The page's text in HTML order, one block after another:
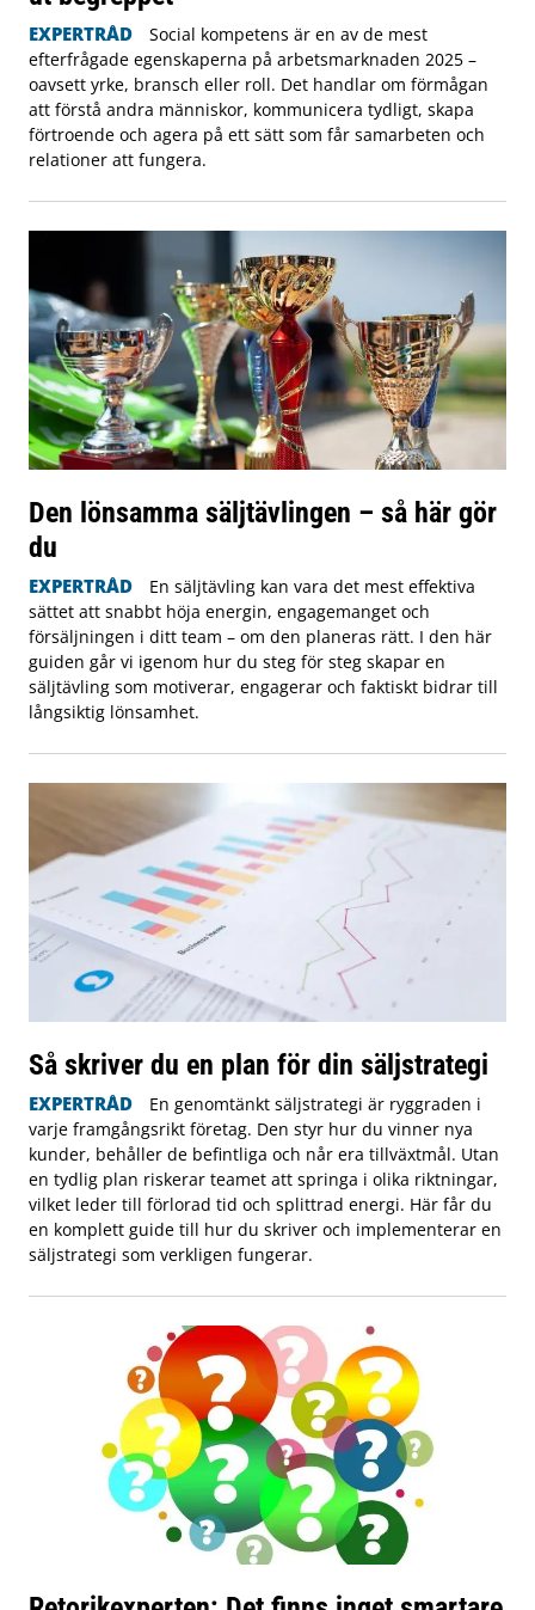
EXPERTRÅD
Social kompetens är en av de mest
efterfrågade egenskaperna på arbetsmarknaden 2025 –
oavsett yrke, bransch eller roll. Det handlar om förmågan
att förstå andra människor, kommunicera tydligt, skapa
förtroende och agera på ett sätt som får samarbeten och
relationer att fungera.
Den lönsamma säljtävlingen – så här gör
du
EXPERTRÅD
En säljtävling kan vara det mest effektiva
sättet att snabbt höja energin, engagemanget och
försäljningen i ditt team – om den planeras rätt. I den här
guiden går vi igenom hur du steg för steg skapar en
säljtävling som motiverar, engagerar och faktiskt bidrar till
långsiktig lönsamhet.
Så skriver du en plan för din säljstrategi
EXPERTRÅD
En genomtänkt säljstrategi är ryggraden i
varje framgångsrikt företag. Den styr hur du vinner nya
kunder, behåller de befintliga och når era tillväxtmål. Utan
en tydlig plan riskerar teamet att springa i olika riktningar,
vilket leder till förlorad tid och splittrad energi. Här får du
en komplett guide till hur du skriver och implementerar en
säljstrategi som verkligen fungerar.